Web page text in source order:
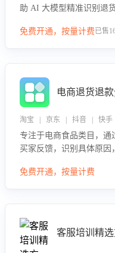
助 AI 大模型精准识别退
商家优化产品或服务，实
免费开通，按量计费已售
电商退货退
淘宝 | 京东 | 抖音 | 快手
专注于电商食品类目，通
买家反馈，识别具体原
低退款率，提升售后效率。
免费开通，按量计费
客服培训精